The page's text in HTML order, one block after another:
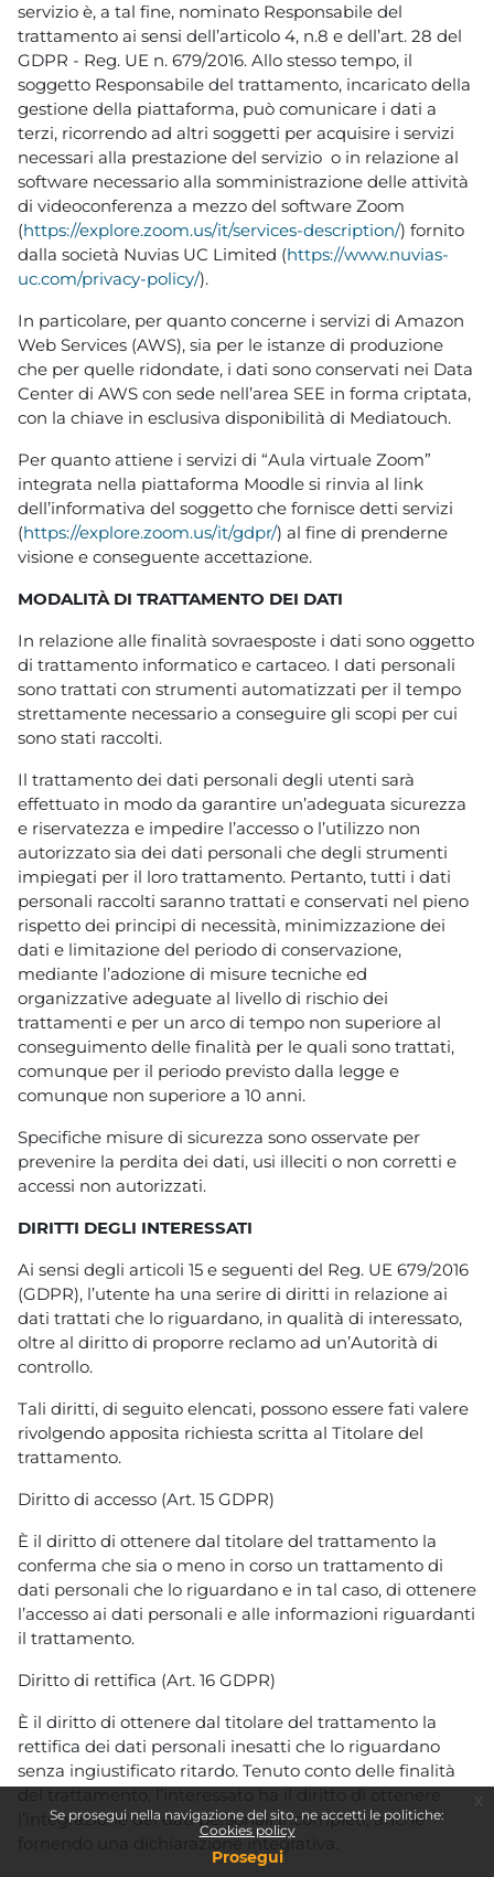
Se prosegui nella navigazione del sito, ne accetti le politiche:
Cookies policy
Prosegui
servizio è, a tal fine, nominato Responsabile del
trattamento ai sensi dell’articolo 4, n.8 e dell’art. 28 del
GDPR - Reg. UE n. 679/2016. Allo stesso tempo, il
soggetto Responsabile del trattamento, incaricato della
gestione della piattaforma, può comunicare i dati a
terzi, ricorrendo ad altri soggetti per acquisire i servizi
necessari alla prestazione del servizio o in relazione al
software necessario alla somministrazione delle attività
di videoconferenza a mezzo del software Zoom
(https://explore.zoom.us/it/services-description/) fornito
dalla società Nuvias UC Limited (https://www.nuvias-
uc.com/privacy-policy/).
In particolare, per quanto concerne i servizi di Amazon
Web Services (AWS), sia per le istanze di produzione
che per quelle ridondate, i dati sono conservati nei Data
Center di AWS con sede nell’area SEE in forma criptata,
con la chiave in esclusiva disponibilità di Mediatouch.
Per quanto attiene i servizi di “Aula virtuale Zoom”
integrata nella piattaforma Moodle si rinvia al link
dell’informativa del soggetto che fornisce detti servizi
(https://explore.zoom.us/it/gdpr/) al fine di prenderne
visione e conseguente accettazione.
MODALITÀ DI TRATTAMENTO DEI DATI
In relazione alle finalità sovraesposte i dati sono oggetto
di trattamento informatico e cartaceo. I dati personali
sono trattati con strumenti automatizzati per il tempo
strettamente necessario a conseguire gli scopi per cui
sono stati raccolti.
Il trattamento dei dati personali degli utenti sarà
effettuato in modo da garantire un’adeguata sicurezza
e riservatezza e impedire l’accesso o l’utilizzo non
autorizzato sia dei dati personali che degli strumenti
impiegati per il loro trattamento. Pertanto, tutti i dati
personali raccolti saranno trattati e conservati nel pieno
rispetto dei principi di necessità, minimizzazione dei
dati e limitazione del periodo di conservazione,
mediante l’adozione di misure tecniche ed
organizzative adeguate al livello di rischio dei
trattamenti e per un arco di tempo non superiore al
conseguimento delle finalità per le quali sono trattati,
comunque per il periodo previsto dalla legge e
comunque non superiore a 10 anni.
Specifiche misure di sicurezza sono osservate per
prevenire la perdita dei dati, usi illeciti o non corretti e
accessi non autorizzati.
DIRITTI DEGLI INTERESSATI
Ai sensi degli articoli 15 e seguenti del Reg. UE 679/2016
(GDPR), l’utente ha una serire di diritti in relazione ai
dati trattati che lo riguardano, in qualità di interessato,
oltre al diritto di proporre reclamo ad un’Autorità di
controllo.
Tali diritti, di seguito elencati, possono essere fati valere
rivolgendo apposita richiesta scritta al Titolare del
trattamento.
Diritto di accesso (Art. 15 GDPR)
È il diritto di ottenere dal titolare del trattamento la
conferma che sia o meno in corso un trattamento di
dati personali che lo riguardano e in tal caso, di ottenere
l’accesso ai dati personali e alle informazioni riguardanti
il trattamento.
Diritto di rettifica (Art. 16 GDPR)
È il diritto di ottenere dal titolare del trattamento la
rettifica dei dati personali inesatti che lo riguardano
senza ingiustificato ritardo. Tenuto conto delle finalità
l’integrazione dei dati personali incompleti, anche
fornendo una dichiarazione integrativa.